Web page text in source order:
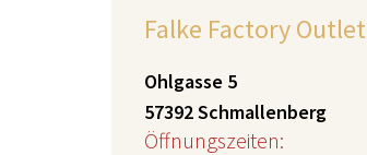
Falke Factory Outlet
Ohlgasse 5
57392 Schmallenberg
Öffnungszeiten: